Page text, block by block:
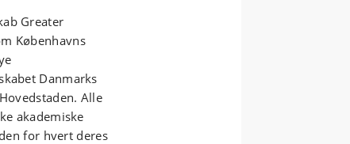
Greater
Københavns
Danmarks
Alle
akademiske
for hvert deres